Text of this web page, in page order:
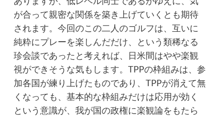
が合って親密な関係を築き上げていくとも期待
されます。今回のこの二人のゴルフは、互いに
純粋にプレーを楽しんだだけ、という類稀なる
珍会談であったと考えれば、日米間はやや楽観
視ができそうな気もします。TPPの枠組みは、参
加各国が練り上げたものであり、TPPが消えて無
くなっても、基本的な枠組みだけは応用が効く
という意識が、我が国の政権に楽観論をもたら